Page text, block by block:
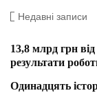
Недавні записи
13,8 млрд грн від
результати
Одинадцять